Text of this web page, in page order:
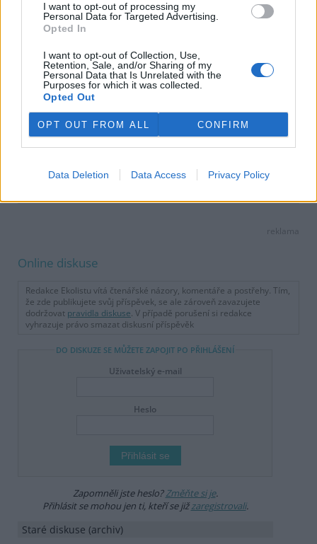
I want to opt-out of processing my
Personal Data for Targeted Advertising.
Opted In
I want to opt-out of Collection, Use,
Retention, Sale, and/or Sharing of my
Personal Data that Is Unrelated with the
Purposes for which it was collected.
Opted Out
OPT OUT FROM ALL CONFIRM
Data Deletion Data Access Privacy Policy
Libor Ambrozek
Autor je ministr životního prostředí a poslanec KDU-ČSL
tisknout poslat
Ekolist.cz nabízí v rubrice Názory a komentáře prostor pro
texty názorem Ekolistu nebo jeho vydavatele, nýbrž jen a pouze
názorem autora daného textu. Svůj názor nám můžete poslat na
reklama
Online diskuse
Redakce Ekolistu vítá čtenářské názory, komentáře a postřehy. Tím,
že zde publikujete svůj příspěvek, se ale zároveň zavazujete
dodržovat pravidla diskuse. V případě porušení si redakce
vyhrazuje právo smazat diskusní příspěvěk
DO DISKUZE SE MŮŽETE ZAPOJIT PO PŘIHLÁŠENÍ
Uživatelský e-mail
Heslo
Zapomněli jste heslo?Změňte si je.
Přihlásit se mohou jen ti, kteří se jižzaregistrovali.
Staré diskuse (archiv)